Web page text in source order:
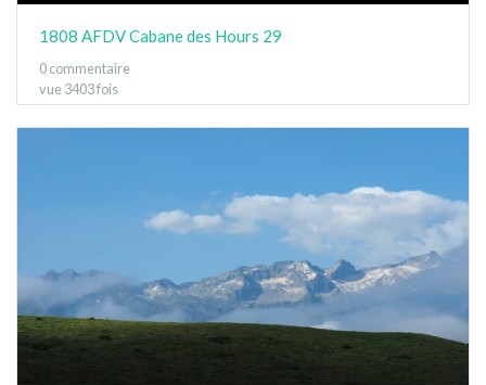
1808 AFDV Cabane des Hours 29
0 commentaire
vue 3403 fois